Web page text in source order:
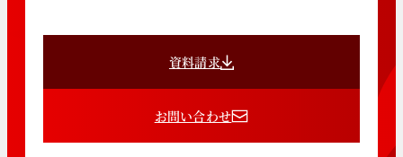
資料請求
お問い合わせ